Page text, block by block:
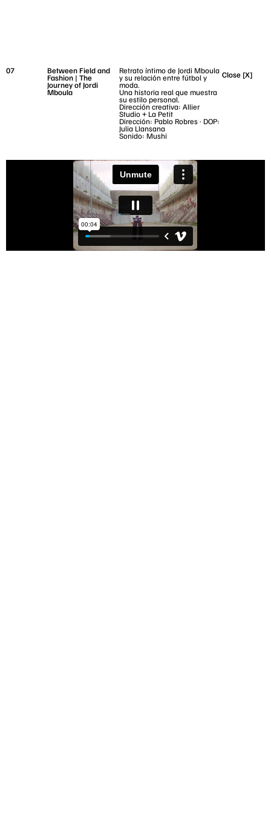
07 Between Field and
Fashion | The
Journey of Jordi
Mboula
Retrato íntimo de Jordi Mboula
y su relación entre fútbol y
moda.
Una historia real que muestra
su estilo personal.
Dirección creativa: Allier
Studio + La Petit
Dirección: Pablo Robres · DOP:
Julia Llansana
Sonido: Mushi
Close [X]